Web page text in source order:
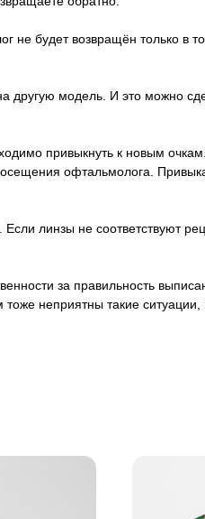
не будет возвращён только в
другую модель. И это можно
привыкнуть к новым
офтальмолога.
линзы не соответствуют
за правильность
неприятны такие